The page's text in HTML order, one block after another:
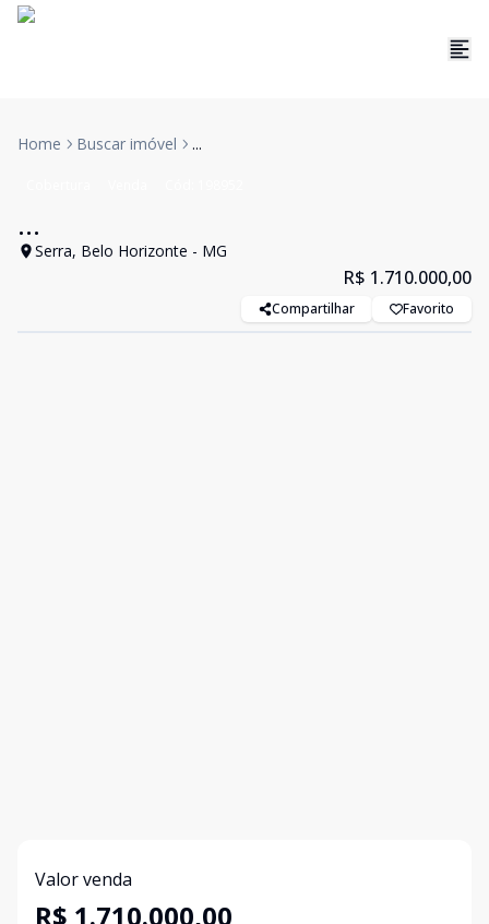
Home Buscar imóvel ...
...
Serra, Belo Horizonte - MG
R$ 1.710.000,00
Compartilhar Favorito
Valor venda
R$ 1.710.000,00